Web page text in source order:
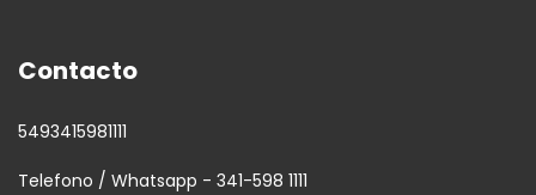
Contacto
5493415981111
Telefono / Whatsapp - 341-598 1111